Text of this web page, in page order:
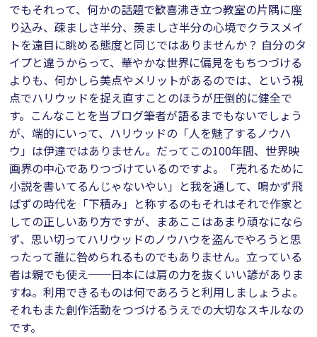
でもそれって、何かの話題で歓喜沸き立つ教室の片隅に座
り込み、疎ましさ半分、羨ましさ半分の心境でクラスメイ
トを遠目に眺める態度と同じではありませんか？ 自分のタ
イプと違うからって、華やかな世界に偏見をもちつづける
よりも、何かしら美点やメリットがあるのでは、という視
点でハリウッドを捉え直すことのほうが圧倒的に健全で
す。こんなことを当ブログ筆者が語るまでもないでしょう
が、端的にいって、ハリウッドの「人を魅了するノウハ
ウ」は伊達ではありません。だってこの100年間、世界映
画界の中心でありつづけているのですよ。「売れるために
小説を書いてるんじゃないやい」と我を通して、鳴かず飛
ばずの時代を「下積み」と称するのもそれはそれで作家と
しての正しいあり方ですが、まあここはあまり頑なになら
ず、思い切ってハリウッドのノウハウを盗んでやろうと思
ったって誰に咎められるものでもありません。立っている
者は親でも使え──日本には肩の力を抜くいい諺がありま
すね。利用できるものは何であろうと利用しましょうよ。
それもまた創作活動をつづけるうえでの大切なスキルなの
です。